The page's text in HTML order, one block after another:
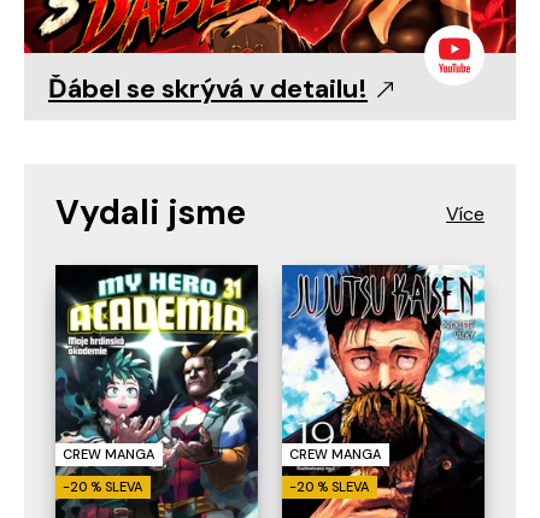
Ďábel se skrývá v detailu!
Vydali jsme
CREW MANGA
-20 % SLEVA
CREW MANGA
-20 % SLEVA